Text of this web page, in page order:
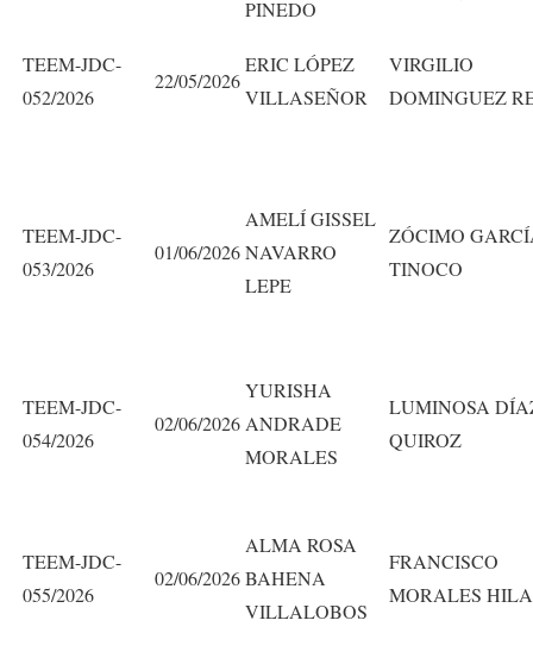
PINEDO
TEEM-JDC-
052/2026
22/05/2026
ERIC LÓPEZ
VILLASEÑOR
VIRGILIO
DOMINGUEZ
TEEM-JDC-
053/2026
01/06/2026
AMELÍ GISSEL
NAVARRO
LEPE
ZÓCIMO
TINOCO
TEEM-JDC-
054/2026
02/06/2026
YURISHA
ANDRADE
MORALES
LUMINOSA
QUIROZ
TEEM-JDC-
055/2026
02/06/2026
ALMA ROSA
BAHENA
VILLALOBOS
FRANCISCO
MORALES